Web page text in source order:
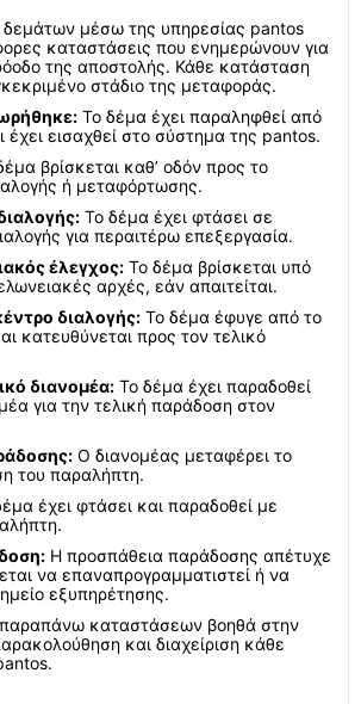
μέσω της υπηρεσίας pantos
καταστάσεις που ενημερώνουν για
της αποστολής. Κάθε κατάσταση
στάδιο της μεταφοράς.
Το δέμα έχει παραληφθεί από
εισαχθεί στο σύστημα της pantos.
βρίσκεται καθ’ οδόν προς το
ή μεταφόρτωσης.
Το δέμα έχει φτάσει σε
για περαιτέρω επεξεργασία.
έλεγχος: Το δέμα βρίσκεται υπό
αρχές, εάν απαιτείται.
διαλογής: Το δέμα έφυγε από το
κατευθύνεται προς τον τελικό
διανομέα: Το δέμα έχει παραδοθεί
για την τελική παράδοση στον
Ο διανομέας μεταφέρει το
του παραλήπτη.
έχει φτάσει και παραδοθεί με
Η προσπάθεια παράδοσης απέτυχε
να επαναπρογραμματιστεί ή να
εξυπηρέτησης.
καταστάσεων βοηθά στην
και διαχείριση κάθε